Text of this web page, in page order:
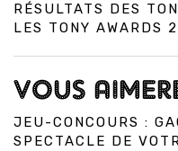
RÉSULTATS DES
LES TONY AWARDS
VOUS
JEU-CONCOURS :
SPECTACLE DE